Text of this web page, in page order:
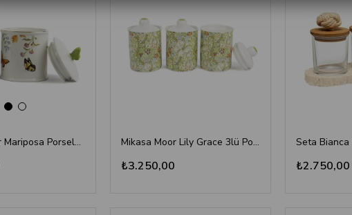
Mikasa Moor Mariposa Porselen 2li Kavanoz Seti 15 cm Mikasa Moor Lily Grace 3lü Porselen Kavanoz Seti 600ml
₺3.250,00 ₺2.750,00